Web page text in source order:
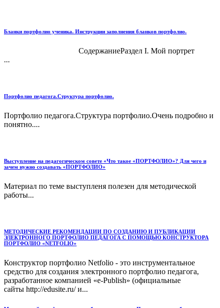
Бланки портфолио ученика. Инструкции заполнения бланков портфолио.
СодержаниеРаздел I. Мой портрет
...
Портфолио педагога.Структура портфолио.
Портфолио педагога.Структура портфолио.Очень подробно и
понятно....
Выступление на педагогическом совете «Что такое «ПОРТФОЛИО»? Для чего и
зачем нужно создавать «ПОРТФОЛИО»
Материал по теме выступленя полезен для методической
работы...
МЕТОДИЧЕСКИЕ РЕКОМЕНДАЦИИ ПО СОЗДАНИЮ И ПУБЛИКАЦИИ
ЭЛЕКТРОННОГО ПОРТФОЛИО ПЕДАГОГА С ПОМОЩЬЮ КОНСТРУКТОРА
ПОРТФОЛИО «NETFOLIO»
Конструктор портфолио Netfolio - это инструментальное
средство для создания электронного портфолио педагога,
разработанное компанией «e-Publish» (официальные
сайты http://edusite.ru/ и...